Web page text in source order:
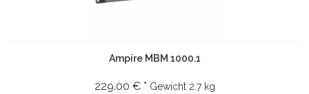
Ampire MBM 1000.1
229.00 € * Gewicht 2.7 kg